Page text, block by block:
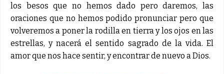
los besos que no hemos dado pero daremos, las
oraciones que no hemos podido pronunciar pero que
volveremos a poner la rodilla en tierra y los ojos en las
estrellas, y nacerá el sentido sagrado de la vida. El
amor que nos hace sentir, y encontrar de nuevo a Dios.